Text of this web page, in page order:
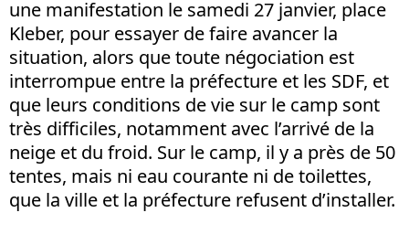
une manifestation le samedi 27 janvier, place
Kleber, pour essayer de faire avancer la
situation, alors que toute négociation est
interrompue entre la préfecture et les SDF, et
que leurs conditions de vie sur le camp sont
très difficiles, notamment avec l’arrivé de la
neige et du froid. Sur le camp, il y a près de 50
tentes, mais ni eau courante ni de toilettes,
que la ville et la préfecture refusent d’installer.